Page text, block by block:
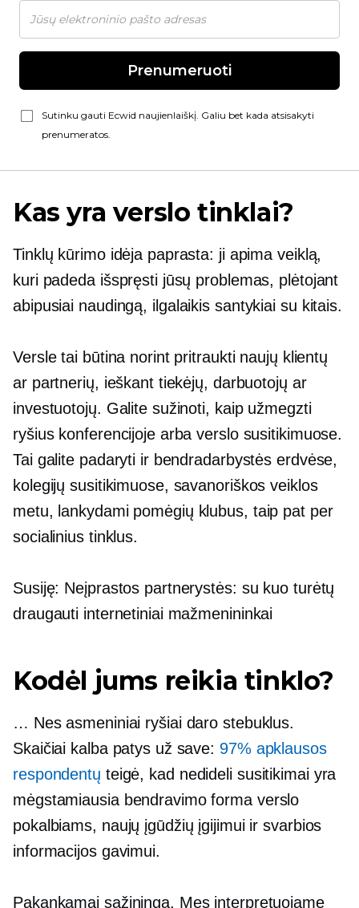
Prenumeruoti
Sutinku gauti Ecwid naujienlaiškį. Galiu bet kada atsisakyti
prenumeratos.
Kas yra verslo tinklai?
Tinklų kūrimo idėja paprasta: ji apima veiklą,
kuri padeda išspręsti jūsų problemas, plėtojant
abipusiai naudingą, ilgalaikis santykiai su kitais.
Versle tai būtina norint pritraukti naujų klientų
ar partnerių, ieškant tiekėjų, darbuotojų ar
investuotojų. Galite sužinoti, kaip užmegzti
ryšius konferencijoje arba verslo susitikimuose.
Tai galite padaryti ir bendradarbystės erdvėse,
kolegijų susitikimuose, savanoriškos veiklos
metu, lankydami pomėgių klubus, taip pat per
socialinius tinklus.
Susiję: Neįprastos partnerystės: su kuo turėtų
draugauti internetiniai mažmenininkai
Kodėl jums reikia tinklo?
… Nes asmeniniai ryšiai daro stebuklus.
Skaičiai kalba patys už save: 97% apklausos
respondentų teigė, kad nedideli susitikimai yra
mėgstamiausia bendravimo forma verslo
pokalbiams, naujų įgūdžių įgijimui ir svarbios
informacijos gavimui.
Pakankamai sąžininga. Mes interpretuojame